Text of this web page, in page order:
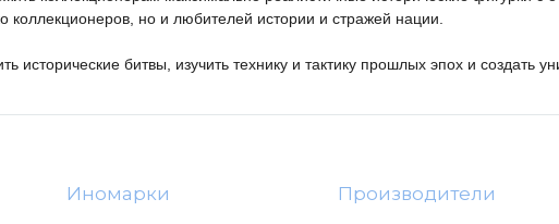
но и любителей истории и стражей нации.
исторические битвы, изучить технику и тактику прошлых эпох и создать
Иномарки Производители